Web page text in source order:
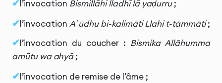
l’invocation Bismillāhi lladhī lā yaḍurru;
l’invocation Aʿūdhu bi-kalimāti Llahi t-tāmmāti;
l’invocation du coucher : Bismika Allāhumma
amūtu wa aḥyā;
l’invocation de remise de l’âme ;